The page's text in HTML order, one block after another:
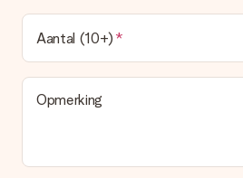
Aantal (10+)
Opmerking